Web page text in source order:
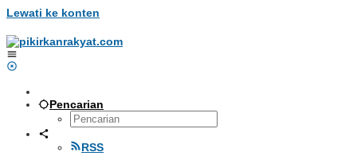
Lewati ke konten
Pencarian
RSS